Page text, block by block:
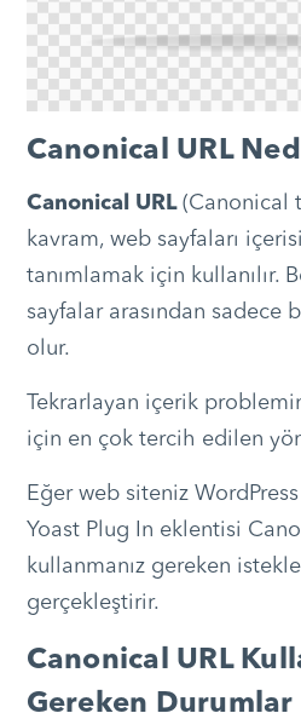
Canonical URL
Canonical URL(Canonical
kavram, web sayfaları
tanımlamak için kullanılır.
sayfalar arasından sadece
olur.
Tekrarlayan içerik
için en çok tercih edilen
Eğer web siteniz
Yoast Plug In eklentisi
kullanmanız gereken
gerçekleştirir.
Canonical URL
Gereken Durumlar